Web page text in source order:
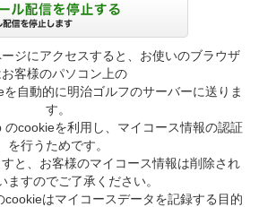
ジにアクセスすると、お使いのブラウザ
お客様のパソコン上の
自動的に明治ゴルフのサーバーに送りま
す。
cookieを利用し、マイコース情報の認証
を行うためです。
と、お客様のマイコース情報は削除され
ますのでご了承ください。
cookieはマイコースデータを記録する目的